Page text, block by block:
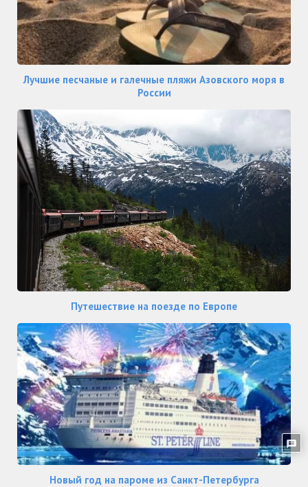
Лучшие песчаные и галечные пляжи Азовского моря в
России
Путешествие на поезде по Европе
Новый год на пароме из Санкт-Петербурга